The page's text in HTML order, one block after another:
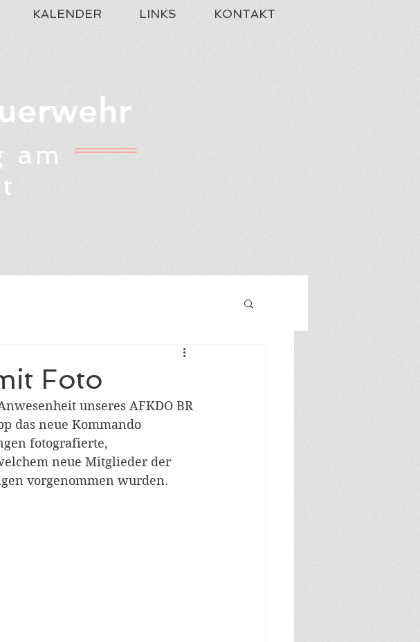
KALENDER LINKS KONTAKT
am
Foto
unseres AFKDO BR
das neue Kommando
fotografierte,
neue Mitglieder der
vorgenommen wurden.